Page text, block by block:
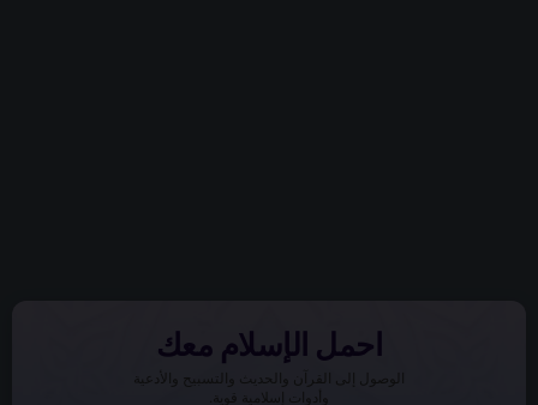
احمل الإسلام معك
الوصول إلى القرآن والحديث والتسبيح والأدعية
وأدوات إسلامية قوية.